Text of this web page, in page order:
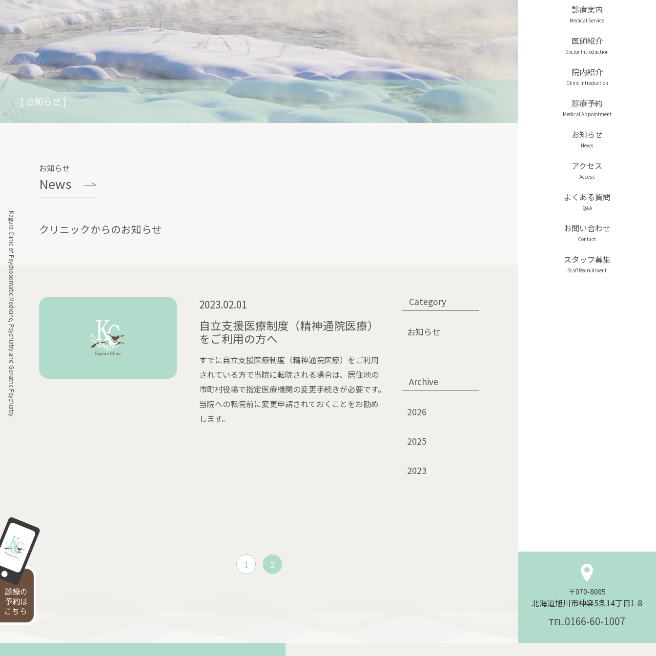
Kagura Clinic of Psychosomatic Medicine, Psychiatry and Geriatric Psychiatry
[ お知らせ ]
お知らせ
News
クリニックからのお知らせ
2023.02.01
自立支援医療制度（精神通院医療）
をご利用の方へ
すでに自立支援医療制度（精神通院医療）をご利用
されている方で当院に転院される場合は、居住地の
市町村役場で指定医療機関の変更手続きが必要です。
当院への転院前に変更申請されておくことをお勧め
します。
Category
お知らせ
Archive
2026
2025
2023
1 2
診療案内
医師紹介
院内紹介
診療予約
お知らせ
アクセス
よくある質問
お問い合わせ
スタッフ募集
〒070-8005
北海道旭川市神楽5条14丁目1-8
TEL.0166-60-1007